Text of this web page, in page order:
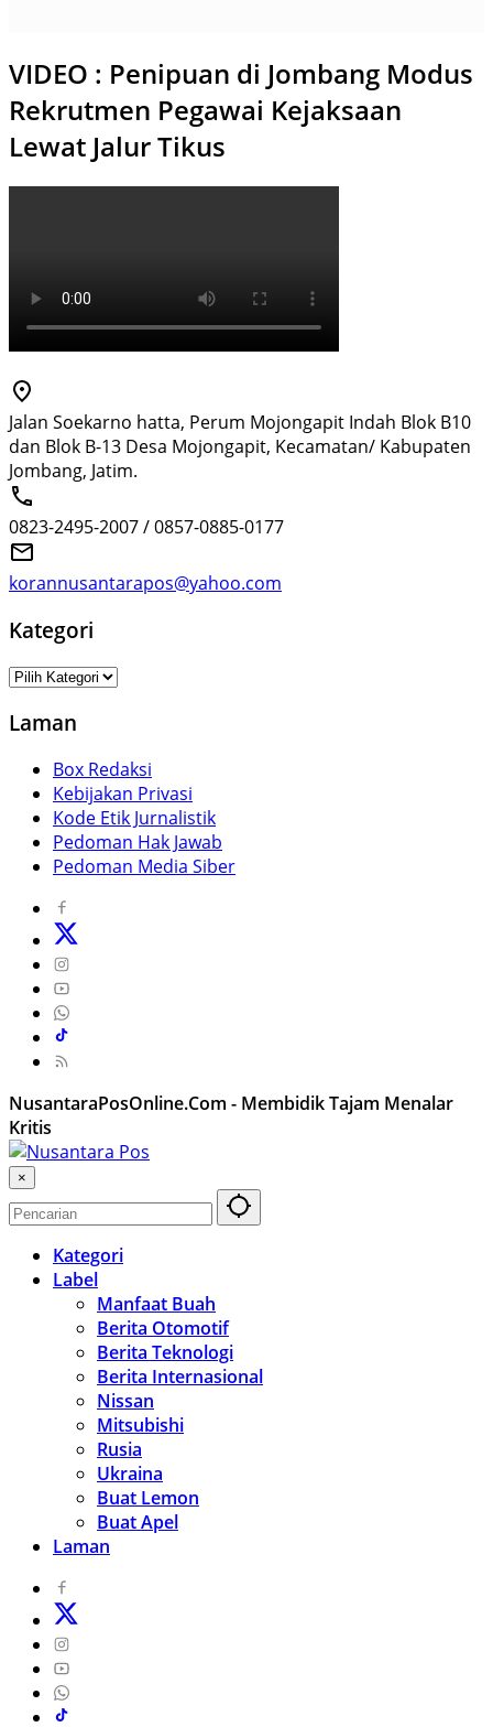
VIDEO : Penipuan di Jombang Modus
Rekrutmen Pegawai Kejaksaan
Lewat Jalur Tikus
Jalan Soekarno hatta, Perum Mojongapit Indah Blok B10
dan Blok B-13 Desa Mojongapit, Kecamatan/ Kabupaten
Jombang, Jatim.
0823-2495-2007 / 0857-0885-0177
korannusantarapos@yahoo.com
Kategori
Kategori
Laman
Box Redaksi
Kebijakan Privasi
Kode Etik Jurnalistik
Pedoman Hak Jawab
Pedoman Media Siber
NusantaraPosOnline.Com - Membidik Tajam Menalar
Kritis
×
Kategori
Label
Manfaat Buah
Berita Otomotif
Berita Teknologi
Berita Internasional
Nissan
Mitsubishi
Rusia
Ukraina
Buat Lemon
Buat Apel
Laman